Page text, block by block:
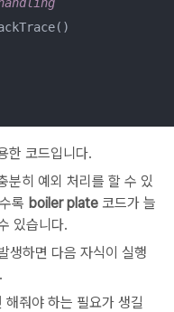
한 코드입니다.
분히 예외 처리를 할 수 있
록 boiler plate 코드가 늘
있습니다.
생하면 다음 자식이 실행
줘야 하는 필요가 생길